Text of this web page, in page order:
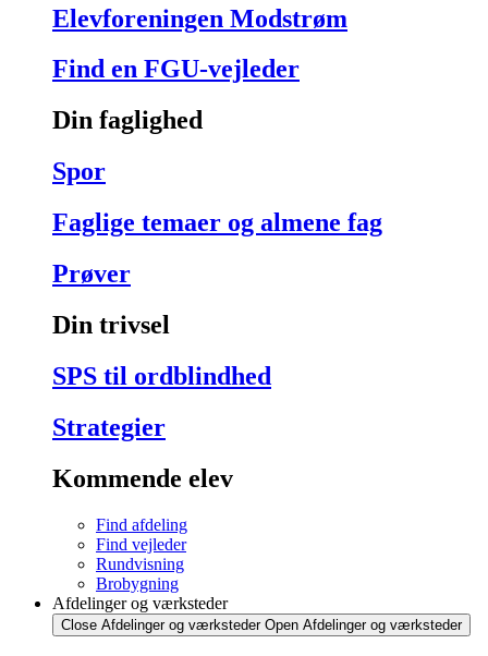
Elevforeningen Modstrøm
Find en FGU-vejleder
Din faglighed
Spor
Faglige temaer og almene fag
Prøver
Din trivsel
SPS til ordblindhed
Strategier
Kommende elev
Find afdeling
Find vejleder
Rundvisning
Brobygning
Afdelinger og værksteder
Close Afdelinger og værksteder Open Afdelinger og værksteder